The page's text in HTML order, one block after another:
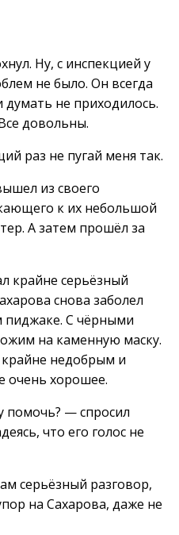
Ну, с инспекцией у
не было. Он всегда
думать не приходилось.
довольны.
раз не пугай меня так.
из своего
к их небольшой
А затем прошёл за
крайне серьёзный
снова заболел
пиджаке. С чёрными
на каменную маску.
крайне недобрым и
хорошее.
помочь? — спросил
что его голос не
серьёзный разговор,
на Сахарова, даже не